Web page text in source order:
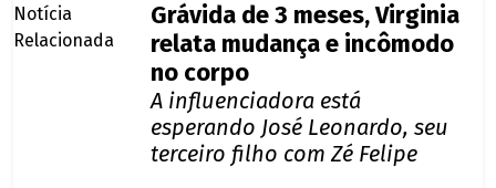
Grávida de 3 meses, Virginia
relata mudança e incômodo
no corpo
A influenciadora está
esperando José Leonardo, seu
terceiro filho com Zé Felipe